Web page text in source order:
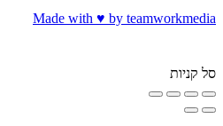
Made with ♥️ by teamworkmedia
סל קניות